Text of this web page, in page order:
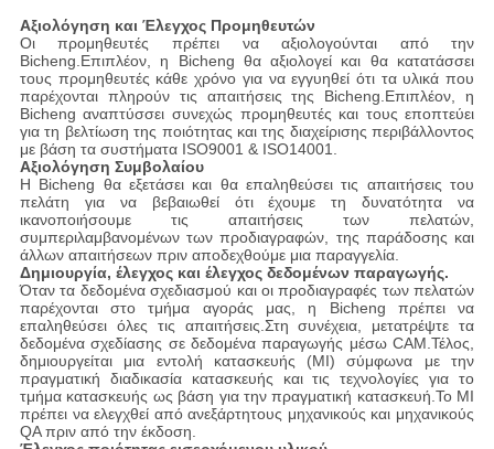
Αξιολόγηση και Έλεγχος Προμηθευτών
Οι προμηθευτές πρέπει να αξιολογούνται από την
Bicheng.Επιπλέον, η Bicheng θα αξιολογεί και θα κατατάσσει
τους προμηθευτές κάθε χρόνο για να εγγυηθεί ότι τα υλικά που
παρέχονται πληρούν τις απαιτήσεις της Bicheng.Επιπλέον, η
Bicheng αναπτύσσει συνεχώς προμηθευτές και τους εποπτεύει
για τη βελτίωση της ποιότητας και της διαχείρισης περιβάλλοντος
με βάση τα συστήματα ISO9001 & ISO14001.
Αξιολόγηση Συμβολαίου
Η Bicheng θα εξετάσει και θα επαληθεύσει τις απαιτήσεις του
πελάτη για να βεβαιωθεί ότι έχουμε τη δυνατότητα να
ικανοποιήσουμε τις απαιτήσεις των πελατών,
συμπεριλαμβανομένων των προδιαγραφών, της παράδοσης και
άλλων απαιτήσεων πριν αποδεχθούμε μια παραγγελία.
Δημιουργία, έλεγχος και έλεγχος δεδομένων παραγωγής.
Όταν τα δεδομένα σχεδιασμού και οι προδιαγραφές των πελατών
παρέχονται στο τμήμα αγοράς μας, η Bicheng πρέπει να
επαληθεύσει όλες τις απαιτήσεις.Στη συνέχεια, μετατρέψτε τα
δεδομένα σχεδίασης σε δεδομένα παραγωγής μέσω CAM.Τέλος,
δημιουργείται μια εντολή κατασκευής (MI) σύμφωνα με την
πραγματική διαδικασία κατασκευής και τις τεχνολογίες για το
τμήμα κατασκευής ως βάση για την πραγματική κατασκευή.Το MI
πρέπει να ελεγχθεί από ανεξάρτητους μηχανικούς και μηχανικούς
QA πριν από την έκδοση.